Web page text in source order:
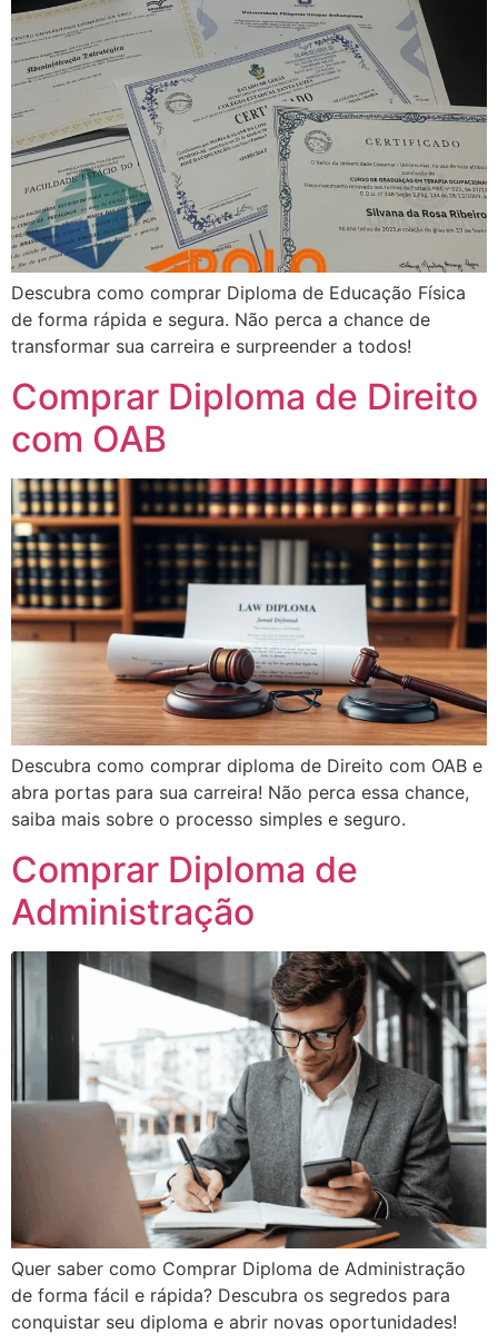
Descubra como comprar Diploma de Educação Física
de forma rápida e segura. Não perca a chance de
transformar sua carreira e surpreender a todos!
Comprar Diploma de Direito
com OAB
Descubra como comprar diploma de Direito com OAB e
abra portas para sua carreira! Não perca essa chance,
saiba mais sobre o processo simples e seguro.
Comprar Diploma de
Administração
Quer saber como Comprar Diploma de Administração
de forma fácil e rápida? Descubra os segredos para
conquistar seu diploma e abrir novas oportunidades!